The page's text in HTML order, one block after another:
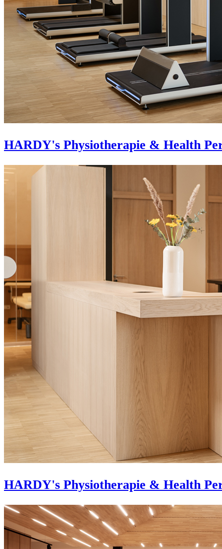
HARDY's Physiotherapie & Health
HARDY's Physiotherapie & Health